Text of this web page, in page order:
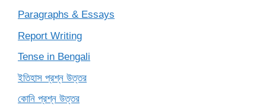
Paragraphs & Essays
Report Writing
Tense in Bengali
ইতিহাস প্রশ্ন উত্তর
কোনি প্রশ্ন উত্তর